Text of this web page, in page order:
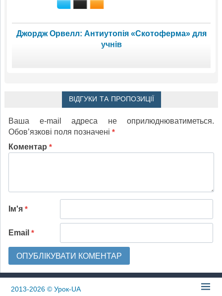
Джордж Орвелл: Антиутопія «Скотоферма» для
учнів
ВІДГУКИ ТА ПРОПОЗИЦІЇ
Ваша e-mail адреса не оприлюднюватиметься.
Обов’язкові поля позначені *
Коментар *
Ім'я *
Email *
2013-2026© Урок-UA